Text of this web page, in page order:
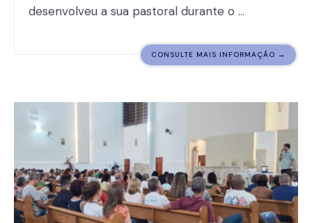
desenvolveu a sua pastoral durante o …
CONSULTE MAIS INFORMAÇÃO →